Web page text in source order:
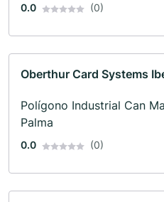
0.0 (0)
Oberthur Card Systems
Polígono Industrial Can
Palma
0.0 (0)